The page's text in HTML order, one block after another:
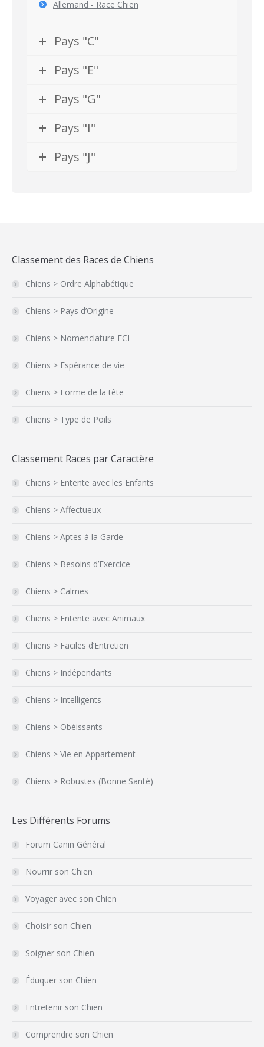
Allemand - Race Chien
Pays "C"
Pays "E"
Pays "G"
Pays "I"
Pays "J"
Classement des Races de Chiens
Chiens > Ordre Alphabétique
Chiens > Pays d’Origine
Chiens > Nomenclature FCI
Chiens > Espérance de vie
Chiens > Forme de la tête
Chiens > Type de Poils
Classement Races par Caractère
Chiens > Entente avec les Enfants
Chiens > Affectueux
Chiens > Aptes à la Garde
Chiens > Besoins d’Exercice
Chiens > Calmes
Chiens > Entente avec Animaux
Chiens > Faciles d’Entretien
Chiens > Indépendants
Chiens > Intelligents
Chiens > Obéissants
Chiens > Vie en Appartement
Chiens > Robustes (Bonne Santé)
Les Différents Forums
Forum Canin Général
Nourrir son Chien
Voyager avec son Chien
Choisir son Chien
Soigner son Chien
Éduquer son Chien
Entretenir son Chien
Comprendre son Chien